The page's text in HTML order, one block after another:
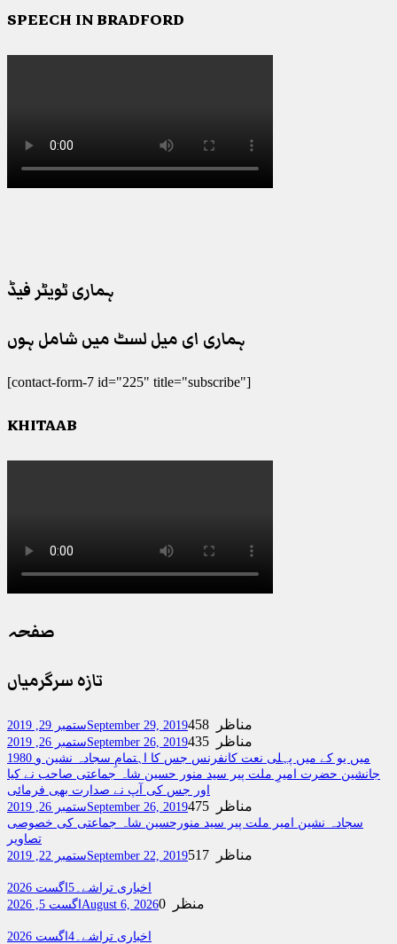
SPEECH IN BRADFORD
ہماری ٹویٹر فیڈ
ہماری ای میل لسٹ میں شامل ہوں
[contact-form-7 id="225" title="subscribe"]
KHITAAB
صفحہ
تازہ سرگرمیاں
ستمبر 29, 2019September 29, 2019 458 مناظر
ستمبر 26, 2019September 26, 2019 435 مناظر
1980 میں یو کے میں پہلی نعت کانفرنس جس کا اہتمامِ سجادہ نشین و
جانشین حضرت امیرِ ملت پیر سید منور حسین شاہ جماعتی صاحب نے کیا
اور جس کی آپ نے صدارت بھی فرمائی
ستمبر 26, 2019September 26, 2019 475 مناظر
سجادہ نشین امیر ملت پیر سید منورحسین شاہ جماعتی کی خصوصی
تصاویر
ستمبر 22, 2019September 22, 2019 517 مناظر
اخباری تراشے۔5اگست 2026
اگست 5, 2026 August 6, 2026 0 منظر
اخباری تراشے۔4اگست 2026